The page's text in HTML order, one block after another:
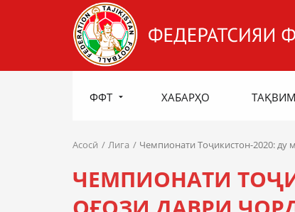
ФФТ ХАБАРҲО
Асосӣ Лига Чемпионати Тоҷикистон-2020: ду
ЧЕМПИОНАТИ